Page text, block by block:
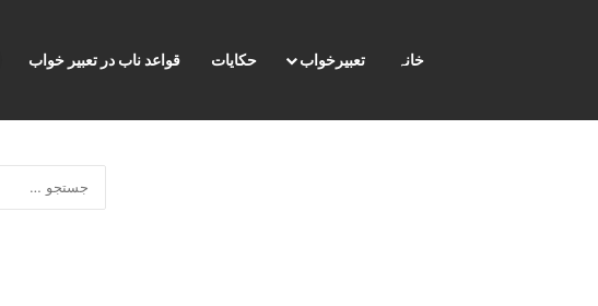
خانہ تعبیرخواب حکایات قواعد ناب در تعبير خواب